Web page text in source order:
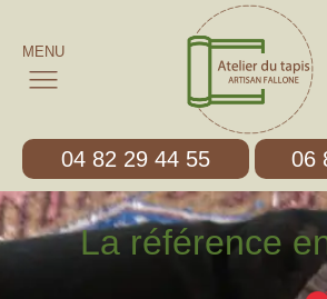
MENU
04 82 29 44 55 06
La référence